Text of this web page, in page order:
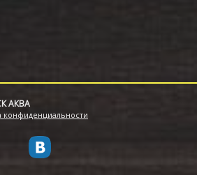
АКВА
конфиденциальности